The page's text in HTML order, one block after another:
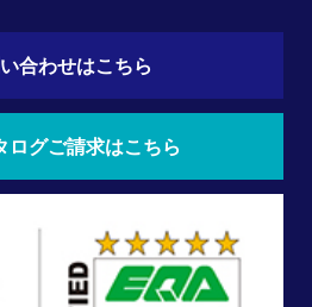
合わせはこちら
ログご請求はこちら